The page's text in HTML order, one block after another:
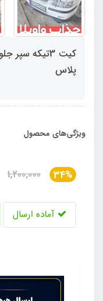
کیت 3تیکه
پلاس
ویژگی‌های محصول
34%
1,200,000
آماده ارسال